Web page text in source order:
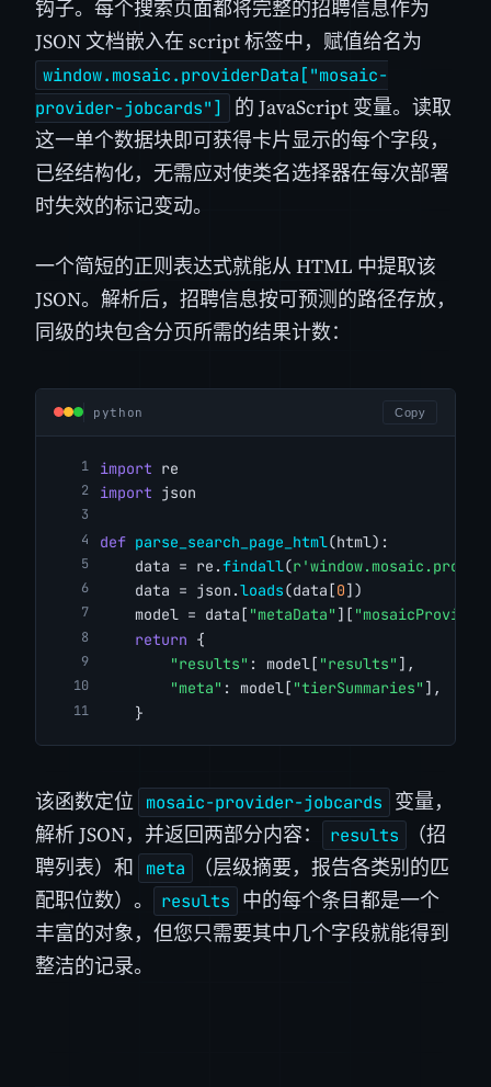
钩子。每个搜索页面都将完整的招聘信息作为
JSON 文档嵌入在 script 标签中，赋值给名为
window.mosaic.providerData["mosaic-
provider-jobcards"]
的 JavaScript 变量。读取
这一单个数据块即可获得卡片显示的每个字段，
已经结构化，无需应对使类名选择器在每次部署
时失效的标记变动。
一个简短的正则表达式就能从 HTML 中提取该
JSON。解析后，招聘信息按可预测的路径存放，
同级的块包含分页所需的结果计数：
python Copy
import re
import json
def parse_search_page_html(html):
    data = re.
findall(
    data = json.
loads(data[0])
    model = data[
"metaData" ][
return {
"results" : model[ "results" ],
"meta" : model[ "tierSummaries" ],
    }
该函数定位 mosaic-provider-jobcards
变量，
解析 JSON，并返回两部分内容：
results
（招
聘列表）和
meta
（层级摘要，报告各类别的匹
配职位数）。
results
中的每个条目都是一个
丰富的对象，但您只需要其中几个字段就能得到
整洁的记录。